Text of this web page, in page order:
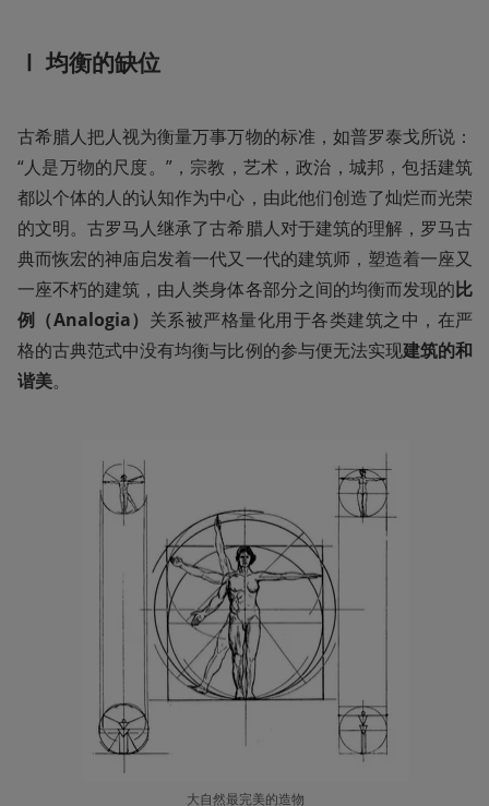
Ⅰ 均衡的缺位
古希腊人把人视为衡量万事万物的标准，如普罗泰戈所说：
“人是万物的尺度。”，宗教，艺术，政治，城邦，包括建筑
都以个体的人的认知作为中心，由此他们创造了灿烂而光荣
的文明。古罗马人继承了古希腊人对于建筑的理解，罗马古
典而恢宏的神庙启发着一代又一代的建筑师，塑造着一座又
一座不朽的建筑，由人类身体各部分之间的均衡而发现的比
例（Analogia） 关系被严格量化用于各类建筑之中，在严
格的古典范式中没有均衡与比例的参与便无法实现建筑的和
谐美。
大自然最完美的造物